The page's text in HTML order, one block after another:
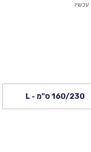
160/230 ס"מ - L
עכשיו